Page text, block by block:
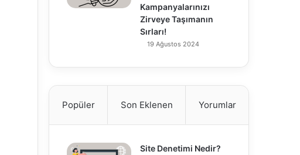
Kampanyalarınızı
Zirveye Taşımanın
Sırları!
19 Ağustos 2024
Popüler Son Eklenen Yorumlar
Site Denetimi Nedir?